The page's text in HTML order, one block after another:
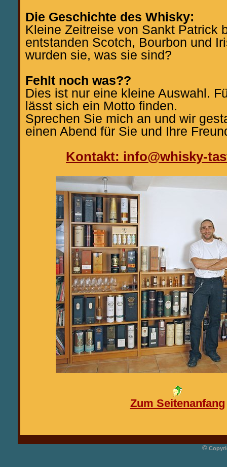
Die Geschichte des Whisky:
Kleine Zeitreise von Sankt Patrick
entstanden Scotch, Bourbon und
wurden sie, was sie sind?
Fehlt noch was??
Dies ist nur eine kleine Auswahl.
lässt sich ein Motto finden.
Sprechen Sie mich an und wir
einen Abend für Sie und Ihre
Kontakt: info@whisky-
Zum Seitenanfang
©